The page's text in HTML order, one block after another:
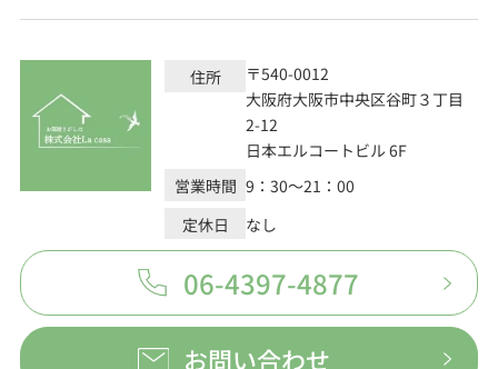
住所
〒540-0012
大阪府大阪市中央区谷町３丁目
2-12
日本エルコートビル 6F
営業時間 9：30～21：00
定休日
なし
06-4397-4877
お問い合わせ